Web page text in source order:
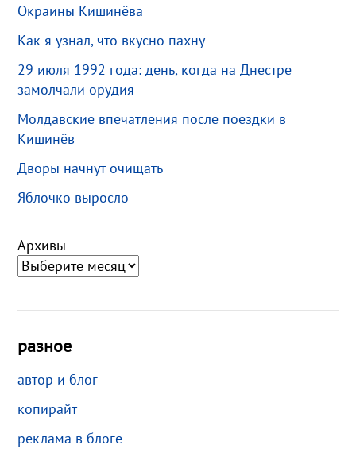
Окраины Кишинёва
Как я узнал, что вкусно пахну
29 июля 1992 года: день, когда на Днестре
замолчали орудия
Молдавские впечатления после поездки в
Кишинёв
Дворы начнут очищать
Яблочко выросло
Архивы
разное
автор и блог
копирайт
реклама в блоге